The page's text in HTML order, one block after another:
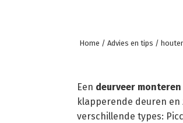
Home / Advies en tips /
Een deurveer monteren
klapperende deuren
verschillende types: